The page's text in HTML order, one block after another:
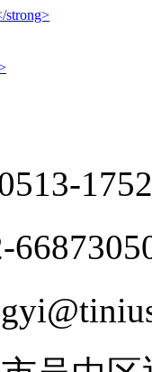
1752